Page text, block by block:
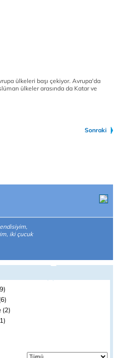
ülkeleri başı çekiyor. Avrupa'da
ülkeler arasında da Katar ve
Sonraki
iki çucuk
(2)